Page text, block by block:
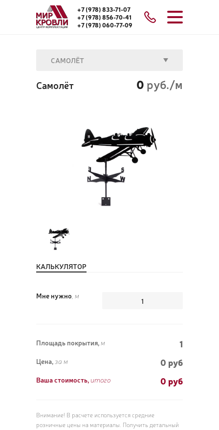
+7 (978) 833-71-07
+7 (978) 856-70-41
+7 (978) 060-77-09
САМОЛЁТ
Самолёт 0 руб./м
КАЛЬКУЛЯТОР
Мне нужно , м
Площадь покрытия, м 1
Цена, за м 0 руб
Ваша стоимость, итого 0 руб
Внимание! В расчете используется средние
розничные цены на материалы. Получить детальный